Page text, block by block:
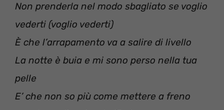
Non prenderla nel modo sbagliato se voglio
vederti (voglio vederti)
È che l’arrapamento va a salire di livello
La notte è buia e mi sono perso nella tua
pelle
E’ che non so più come mettere a freno